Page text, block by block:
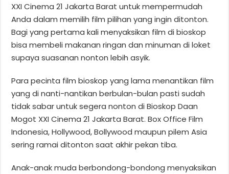
XXI Cinema 21 Jakarta Barat untuk mempermudah
Anda dalam memilih film pilihan yang ingin ditonton.
Bagi yang pertama kali menyaksikan film di bioskop
bisa membeli makanan ringan dan minuman di loket
supaya suasanan nonton lebih asyik.
Para pecinta film bioskop yang lama menantikan film
yang di nanti-nantikan berbulan-bulan pasti sudah
tidak sabar untuk segera nonton di Bioskop Daan
Mogot XXI Cinema 21 Jakarta Barat. Box Office Film
Indonesia, Hollywood, Bollywood maupun pilem Asia
sering ramai ditonton saat akhir pekan tiba.
Anak-anak muda berbondong-bondong menyaksikan